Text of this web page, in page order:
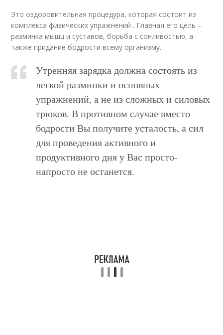
Это оздоровительная процедура, которая состоит из
комплекса физических упражнений . Главная его цель –
разминка мышц и суставов, борьба с сонливостью, а
также придание бодрости всему организму.
Утренняя зарядка должна состоять из
легкой разминки и основных
упражнений, а не из сложных и силовых
трюков. В противном случае вместо
бодрости Вы получите усталость, а сил
для проведения активного и
продуктивного дня у Вас просто-
напросто не останется.